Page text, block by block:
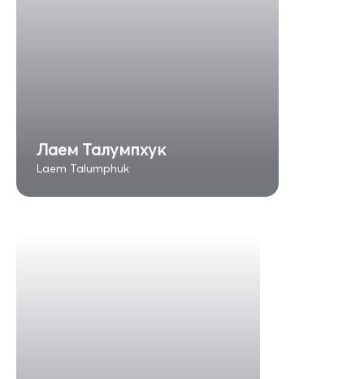
Лаем Талумпхук
Laem Talumphuk